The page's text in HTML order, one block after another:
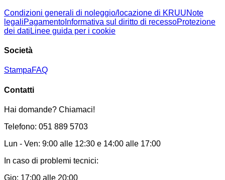
Condizioni generali di noleggio/locazione di KRUUNote
legaliPagamento Informativa sul diritto di recessoProtezione
dei dati Linee guida per i cookie
Società
StampaFAQ
Contatti
Hai domande? Chiamaci!
Telefono: 051 889 5703
Lun - Ven: 9:00 alle 12:30 e 14:00 alle 17:00
In caso di problemi tecnici:
Gio: 17:00 alle 20:00